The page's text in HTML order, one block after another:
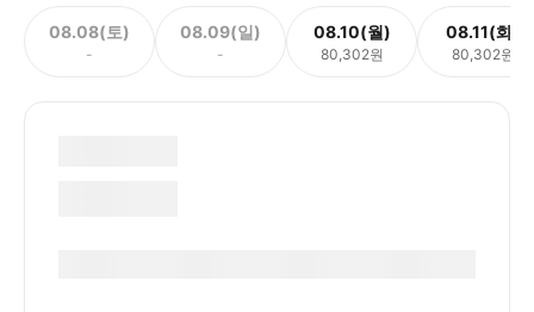
08.08(토)
-
08.09(일)
-
08.10(월)
80,302원
08.11(화)
80,302원